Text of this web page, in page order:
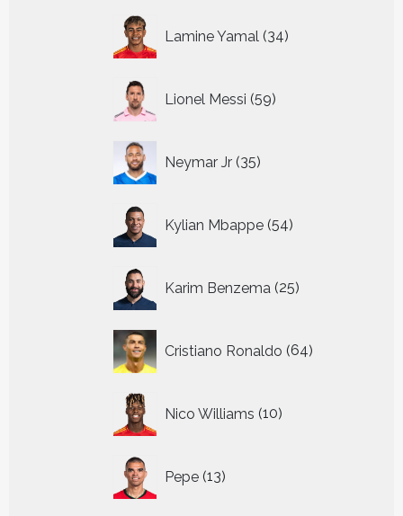
Lamine Yamal 34
producten
Lionel Messi 59
producten
Neymar Jr 35
producten
Kylian Mbappe 54
producten
Karim Benzema 25
producten
Cristiano Ronaldo 64
producten
Nico Williams 10
producten
Pepe 13
producten